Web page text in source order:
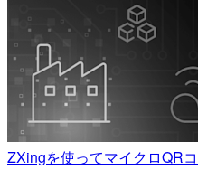
ZXingを使ってマイクロQR